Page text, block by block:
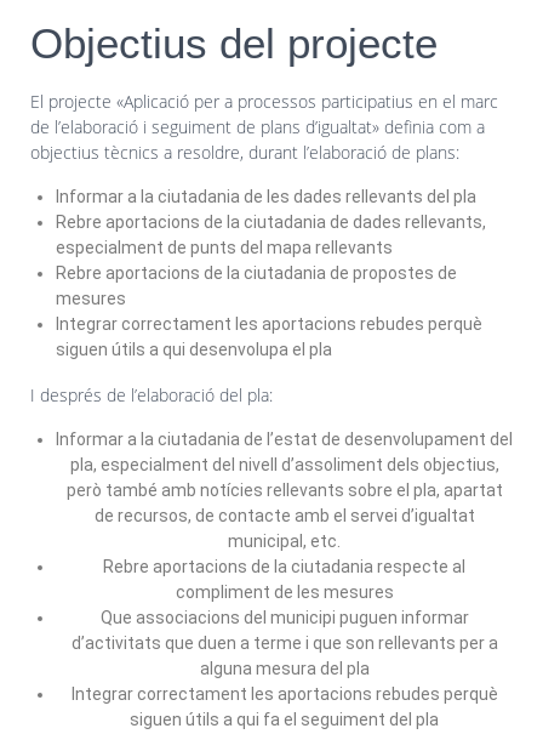
Objectius del projecte
El projecte «Aplicació per a processos participatius en el marc
de l’elaboració i seguiment de plans d’igualtat» definia com a
objectius tècnics a resoldre, durant l’elaboració de plans:
Informar a la ciutadania de les dades rellevants del pla
Rebre aportacions de la ciutadania de dades rellevants,
especialment de punts del mapa rellevants
Rebre aportacions de la ciutadania de propostes de
mesures
Integrar correctament les aportacions rebudes perquè
siguen útils a qui desenvolupa el pla
I després de l’elaboració del pla:
Informar a la ciutadania de l’estat de desenvolupament del
pla, especialment del nivell d’assoliment dels objectius,
però també amb notícies rellevants sobre el pla, apartat
de recursos, de contacte amb el servei d’igualtat
municipal, etc.
Rebre aportacions de la ciutadania respecte al
compliment de les mesures
Que associacions del municipi puguen informar
d’activitats que duen a terme i que son rellevants per a
alguna mesura del pla
Integrar correctament les aportacions rebudes perquè
siguen útils a qui fa el seguiment del pla